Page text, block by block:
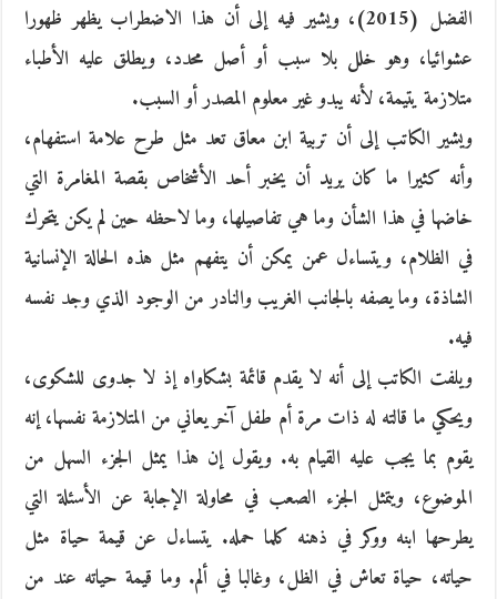
الفضل (2015)، ويشير فيه إلى أن هذا الاضطراب يظهر ظهورا
عشوائيا، وهو خلل بلا سبب أو أصل محدد، ويطلق عليه الأطباء
متلازمة يتيمة، لأنه يبدو غير معلوم المصدر أو السبب.
ويشير الكاتب إلى أن تربية ابن معاق تعد مثل طرح علامة استفهام،
وأنه كثيرا ما كان يريد أن يخبر أحد الأشخاص بقصة المغامرة التي
خاضها في هذا الشأن وما هي تفاصيلها، وما لاحظه حين لم يكن يتحرك
في الظلام، ويتساءل عمن يمكن أن يتفهم مثل هذه الحالة الإنسانية
الشاذة، وما يصفه بالجانب الغريب والنادر من الوجود الذي وجد نفسه
فيه.
ويلفت الكاتب إلى أنه لا يقدم قائمة بشكاواه إذ لا جدوى للشكوى،
ويحكي ما قالته له ذات مرة أم طفل آخر يعاني من المتلازمة نفسها، إنه
يقوم بما يجب عليه القيام به. ويقول إن هذا يمثل الجزء السهل من
الموضوع، ويتمثل الجزء الصعب في محاولة الإجابة عن الأسئلة التي
يطرحها ابنه ووكر في ذهنه كلما حمله. يتساءل عن قيمة حياة مثل
حياته، حياة تعاش في الظل، وغالبا في ألم. وما قيمة حياته عند من